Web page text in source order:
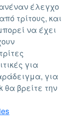
έλεγχο
τρίτους, και
να έχει
για
για
θα βρείτε την